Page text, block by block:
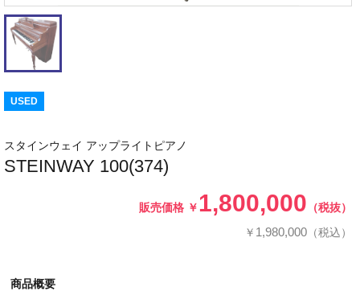
USED
スタインウェイ アップライトピアノ
STEINWAY 100(374)
販売価格 ￥ 1,800,000 （税抜）
￥ 1,980,000 （税込）
商品概要